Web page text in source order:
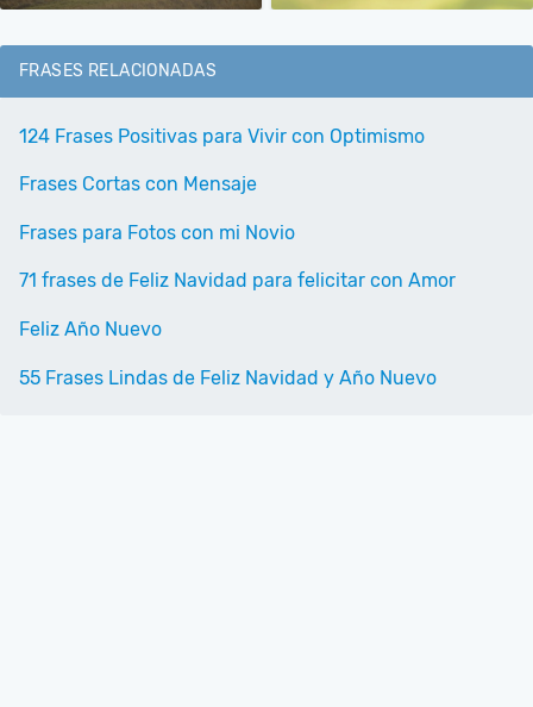
FRASES RELACIONADAS
124 Frases Positivas para Vivir con Optimismo
Frases Cortas con Mensaje
Frases para Fotos con mi Novio
71 frases de Feliz Navidad para felicitar con Amor
Feliz Año Nuevo
55 Frases Lindas de Feliz Navidad y Año Nuevo